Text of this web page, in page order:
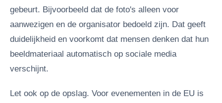
gebeurt. Bijvoorbeeld dat de foto's alleen voor
aanwezigen en de organisator bedoeld zijn. Dat geeft
duidelijkheid en voorkomt dat mensen denken dat hun
beeldmateriaal automatisch op sociale media
verschijnt.
Let ook op de opslag. Voor evenementen in de EU is